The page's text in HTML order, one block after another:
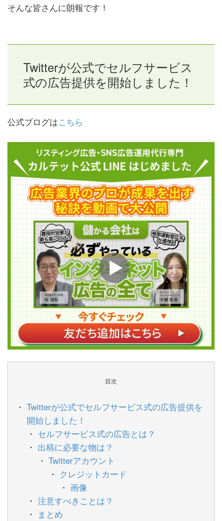
そんな皆さんに朗報です！
Twitterが公式でセルフサービス
式の広告提供を開始しました！
公式ブログはこちら
目次
Twitterが公式でセルフサービス式の広告提供を
開始しました！
セルフサービス式の広告とは？
出稿に必要な物は？
Twitterアカウント
クレジットカード
画像
注意すべきことは？
まとめ